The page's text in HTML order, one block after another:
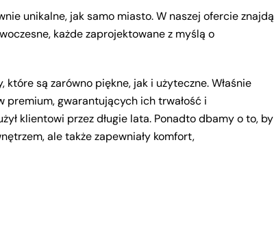
unikalne, jak samo miasto. W naszej ofercie znajdą
każde zaprojektowane z myślą o
są zarówno piękne, jak i użyteczne. Właśnie
premium, gwarantujących ich trwałość i
klientowi przez długie lata. Ponadto dbamy o to, by
ale także zapewniały komfort,